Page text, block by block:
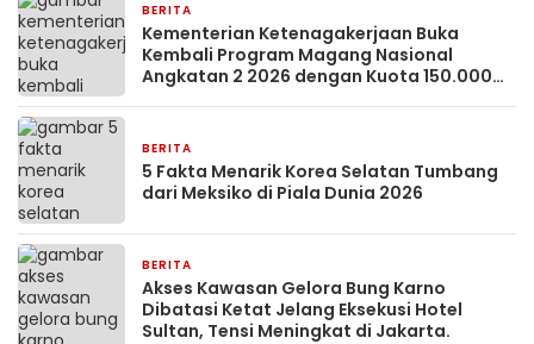
BERITA
Kementerian Ketenagakerjaan Buka
Kembali Program Magang Nasional
Angkatan 2 2026 dengan Kuota 150.000
BERITA
5 Fakta Menarik Korea Selatan Tumbang
dari Meksiko di Piala Dunia 2026
BERITA
Akses Kawasan Gelora Bung Karno
Dibatasi Ketat Jelang Eksekusi Hotel
Sultan, Tensi Meningkat di Jakarta.